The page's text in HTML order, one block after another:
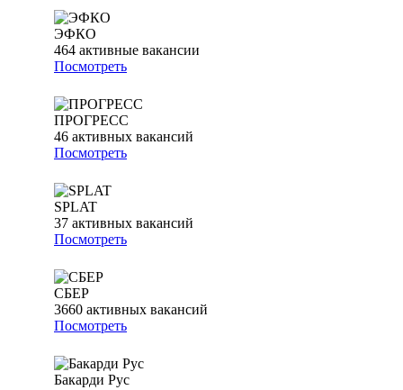
ЭФКО
464 активные вакансии
Посмотреть
ПРОГРЕСС
46 активных вакансий
Посмотреть
SPLAT
37 активных вакансий
Посмотреть
СБЕР
3660 активных вакансий
Посмотреть
Бакарди Рус